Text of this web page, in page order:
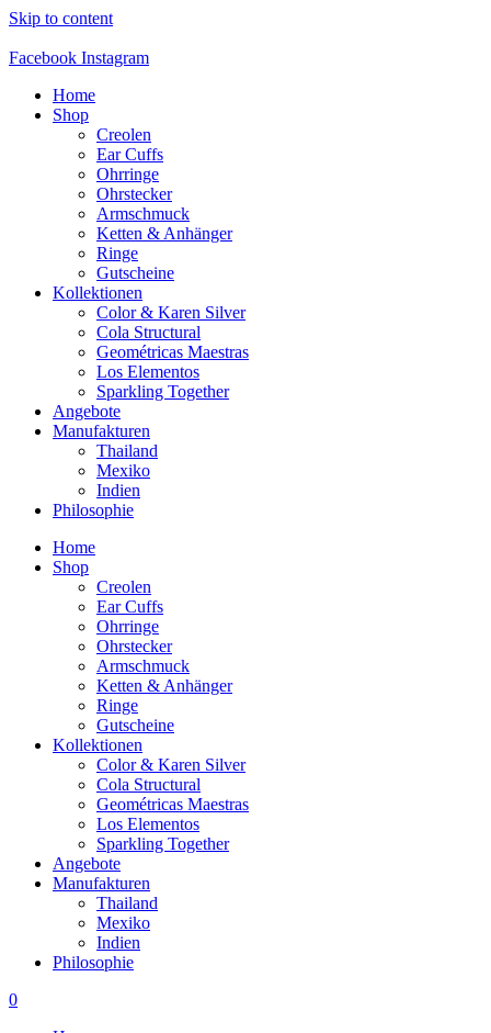
Skip to content
Facebook Instagram
Home
Shop
Creolen
Ear Cuffs
Ohrringe
Ohrstecker
Armschmuck
Ketten & Anhänger
Ringe
Gutscheine
Kollektionen
Color & Karen Silver
Cola Structural
Geométricas Maestras
Los Elementos
Sparkling Together
Angebote
Manufakturen
Thailand
Mexiko
Indien
Philosophie
Home
Shop
Creolen
Ear Cuffs
Ohrringe
Ohrstecker
Armschmuck
Ketten & Anhänger
Ringe
Gutscheine
Kollektionen
Color & Karen Silver
Cola Structural
Geométricas Maestras
Los Elementos
Sparkling Together
Angebote
Manufakturen
Thailand
Mexiko
Indien
Philosophie
0